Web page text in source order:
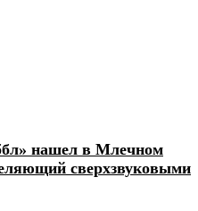
нашел в Млечном
сверхзвуковыми